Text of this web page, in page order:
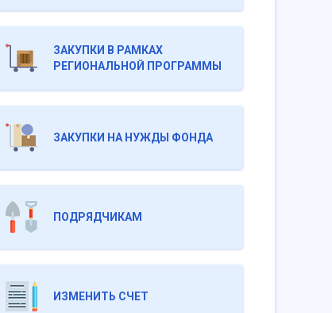
ЗАКУПКИ В РАМКАХ
РЕГИОНАЛЬНОЙ ПРОГРАММЫ
ЗАКУПКИ НА НУЖДЫ ФОНДА
ПОДРЯДЧИКАМ
ИЗМЕНИТЬ СЧЕТ